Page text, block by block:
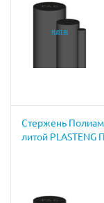
Стержень
литой